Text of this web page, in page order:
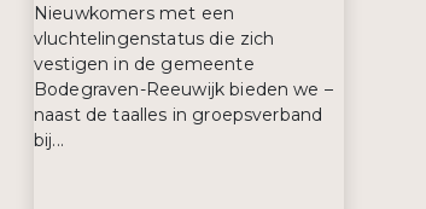
Nieuwkomers met een
vluchtelingenstatus die zich
vestigen in de gemeente
Bodegraven-Reeuwijk bieden we –
naast de taalles in groepsverband
bij...